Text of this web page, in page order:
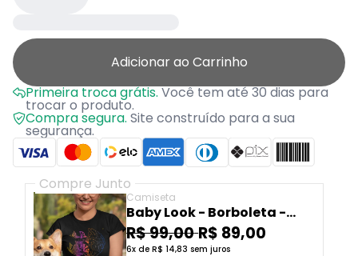
Adicionar ao Carrinho
Primeira troca grátis.Você tem até 30 dias para
trocar o produto.
Compra segura. Site construído para a sua
segurança.
Compre Junto
Camiseta
Baby Look - Borboleta -
Mente
R$ 99,00R$ 89,00
6x de R$ 14,83 sem juros